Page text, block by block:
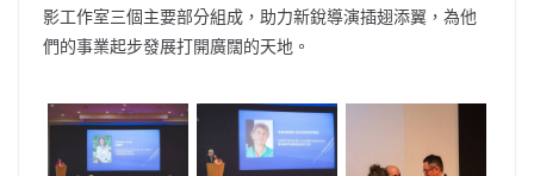
影工作室三個主要部分組成，助力新銳導演插翅添翼，為他
們的事業起步發展打開廣闊的天地。